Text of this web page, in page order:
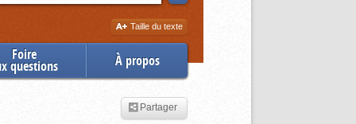
Augmenter
la
Taille du texte
Foire
questions À propos
Partager